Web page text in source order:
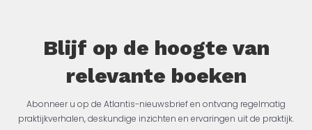
Blijf op de hoogte van
relevante boeken
Abonneer u op de Atlantis-nieuwsbrief en ontvang regelmatig
praktijkverhalen, deskundige inzichten en ervaringen uit de praktijk.